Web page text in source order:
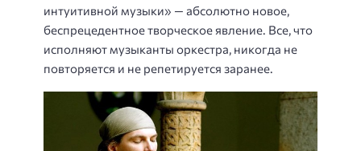
интуитивной музыки» — абсолютно новое,
беспрецедентное творческое явление. Все, что
исполняют музыканты оркестра, никогда не
повторяется и не репетируется заранее.